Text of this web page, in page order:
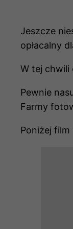
Jeszcze
opłacalny
W tej chwili
Pewnie
Farmy
Poniżej